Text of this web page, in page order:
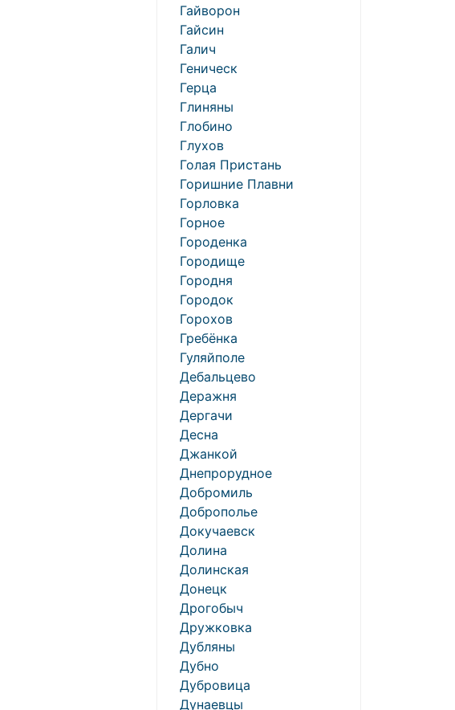
Гайворон
Гайсин
Галич
Геническ
Герца
Глиняны
Глобино
Глухов
Голая Пристань
Горишние Плавни
Горловка
Горное
Городенка
Городище
Городня
Городок
Горохов
Гребёнка
Гуляйполе
Дебальцево
Деражня
Дергачи
Десна
Джанкой
Днепрорудное
Добромиль
Доброполье
Докучаевск
Долина
Долинская
Донецк
Дрогобыч
Дружковка
Дубляны
Дубно
Дубровица
Дунаевцы